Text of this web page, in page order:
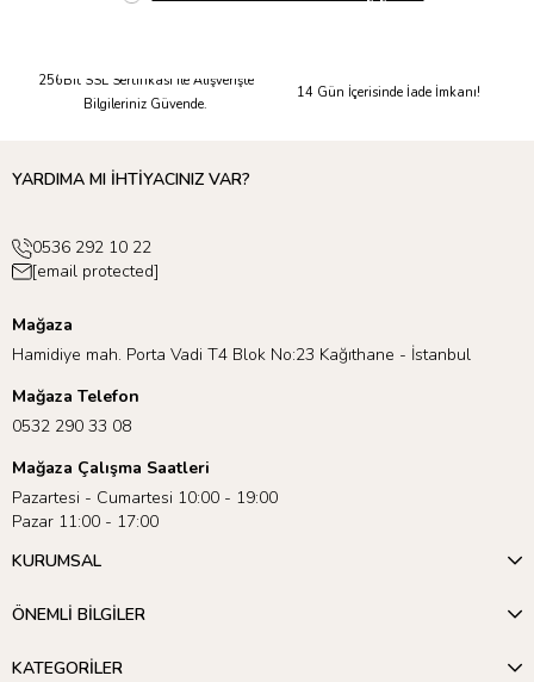
256Bit SSL Sertifikası ile Alışverişte
Bilgileriniz Güvende.
14 Gün İçerisinde İade İmkanı!
YARDIMA MI İHTİYACINIZ VAR?
0536 292 10 22
[email protected]
Mağaza
Hamidiye mah. Porta Vadi T4 Blok No:23 Kağıthane - İstanbul
Mağaza Telefon
0532 290 33 08
Mağaza Çalışma Saatleri
Pazartesi - Cumartesi 10:00 - 19:00
Pazar 11:00 - 17:00
KURUMSAL
ÖNEMLİ BİLGİLER
KATEGORİLER